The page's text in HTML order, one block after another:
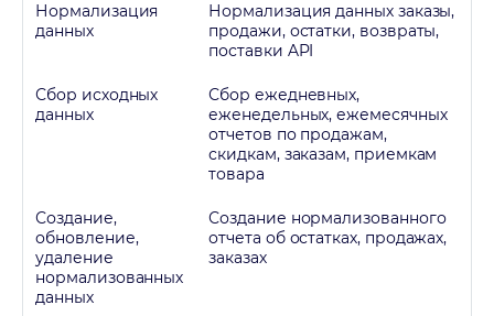
Нормализация
данных
Нормализация данных заказы,
продажи, остатки, возвраты,
поставки API
Сбор исходных
данных
Сбор ежедневных,
еженедельных, ежемесячных
отчетов по продажам,
скидкам, заказам, приемкам
товара
Создание,
обновление,
удаление
нормализованных
данных
Создание нормализованного
отчета об остатках, продажах,
заказах